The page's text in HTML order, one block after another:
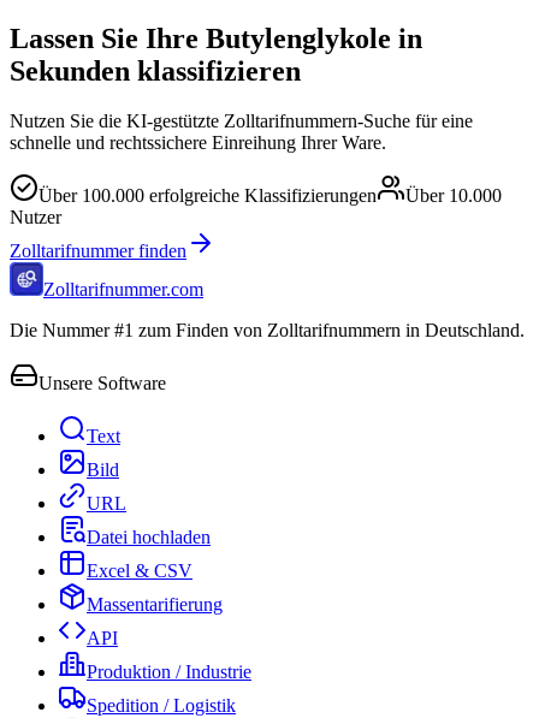
Lassen Sie Ihre Butylenglykole in
Sekunden klassifizieren
Nutzen Sie die KI-gestützte Zolltarifnummern-Suche für eine
schnelle und rechtssichere Einreihung Ihrer Ware.
Über 100.000 erfolgreiche Klassifizierungen Über 10.000
Nutzer
Zolltarifnummer finden
Zolltarifnummer.com
Die Nummer #1 zum Finden von Zolltarifnummern in Deutschland.
Unsere Software
Text
Bild
URL
Datei hochladen
Excel & CSV
Massentarifierung
API
Produktion / Industrie
Spedition / Logistik